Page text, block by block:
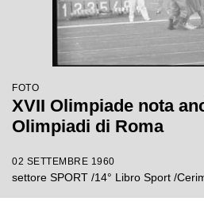
FOTO
XVII Olimpiade nota
Olimpiadi di Roma
02 SETTEMBRE 1960
settore SPORT /14° Libro Sport /